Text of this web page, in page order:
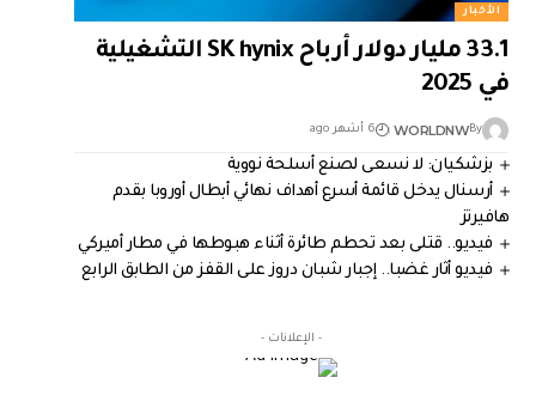
الأخبار
33.1 مليار دولار أرباح SK hynix التشغيلية
في 2025
By
WORLDNW 6 أشهر ago
بزشكيان: لا نسعى لصنع أسلحة نووية
أرسنال يدخل قائمة أسرع أهداف نهائي أبطال أوروبا بقدم
هافيرتز
فيديو.. قتلى بعد تحطم طائرة أثناء هبوطها في مطار أميركي
فيديو أثار غضبا.. إجبار شبان دروز على القفز من الطابق الرابع
- الإعلانات -